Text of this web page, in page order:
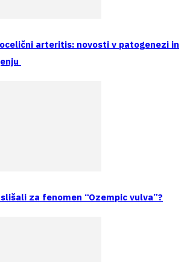
arteritis: novosti v patogenezi in
za fenomen “Ozempic vulva”?